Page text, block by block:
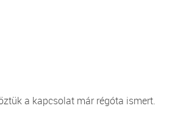
a kapcsolat már régóta ismert.